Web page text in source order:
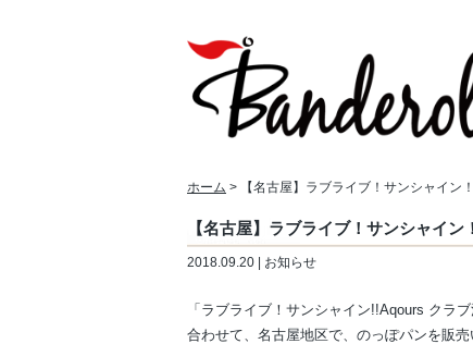
ホーム > 【名古屋】ラブライブ！サンシャイン
【名古屋】ラブライブ！サンシャイ
2018.09.20 | お知らせ
「ラブライブ！サンシャイン!!Aqours クラ
合わせて、名古屋地区で、のっぽパンを販売